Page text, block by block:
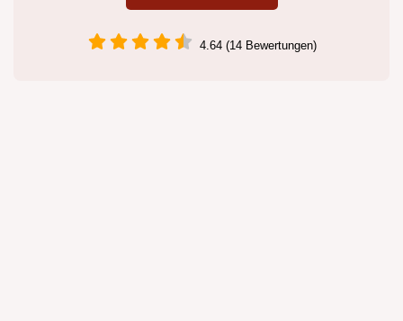
4.64 (14 Bewertungen)